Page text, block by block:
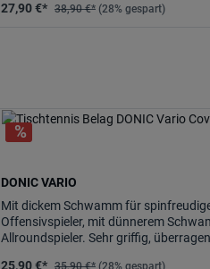
höchster Kontrolle.
27,90 €* 38,90 €* (28% gespart)
DONIC VARIO
Mit dickem Schwamm für
Offensivspieler, mit dünnerem
Allroundspieler. Sehr griffig,
25,90 €* 35,90 €* (28% gespart)